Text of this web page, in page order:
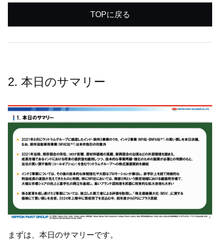
TOPに戻る
2. 本日のサマリー
まずは、本日のサマリーです。